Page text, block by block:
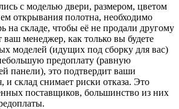
с моделью двери, размером, цветом
открывания полотна, необходимо
на складе, чтобы её не продали другому
ваш менеджер, как только вы будете
моделей (идущих под сборку для вас)
предоплату (равную
панели), это подтвердит ваши
и склад снимает риски отказа. Это
поставщиков, большинство из них